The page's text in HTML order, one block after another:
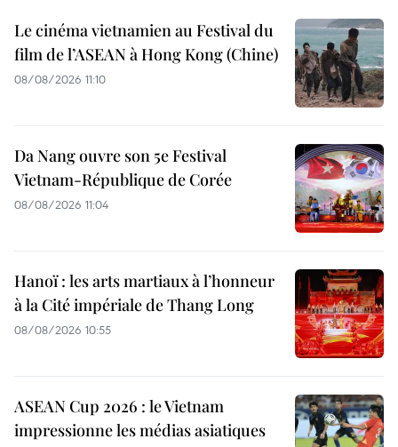
Le cinéma vietnamien au Festival du
film de l’ASEAN à Hong Kong (Chine)
08/08/2026 11:10
Da Nang ouvre son 5e Festival
Vietnam-République de Corée
08/08/2026 11:04
Hanoï : les arts martiaux à l’honneur
à la Cité impériale de Thang Long
08/08/2026 10:55
ASEAN Cup 2026 : le Vietnam
impressionne les médias asiatiques